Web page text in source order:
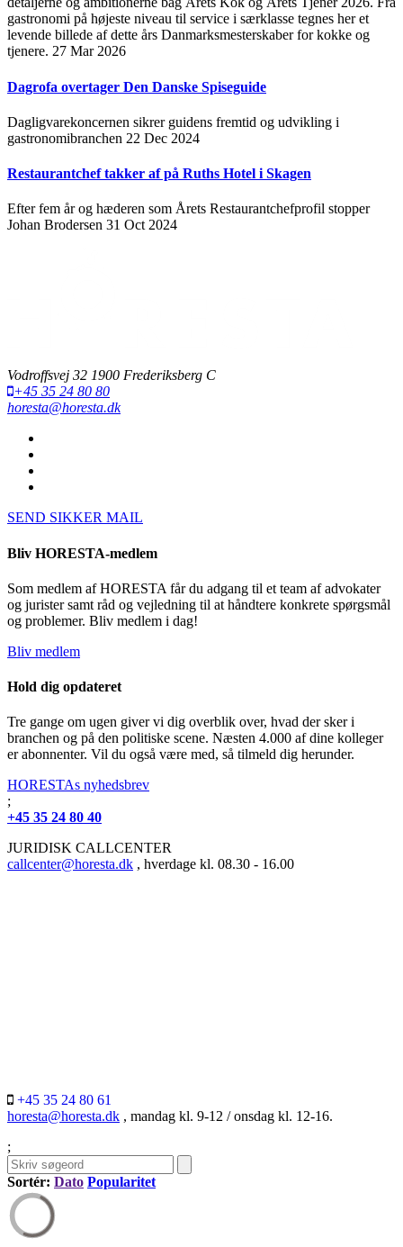
gastronomi på højeste niveau til service i særklasse tegnes her et
levende billede af dette års Danmarksmesterskaber for kokke og
tjenere. 27 Mar 2026
Dagrofa overtager Den Danske Spiseguide
Dagligvarekoncernen sikrer guidens fremtid og udvikling i
gastronomibranchen 22 Dec 2024
Restaurantchef takker af på Ruths Hotel i Skagen
Efter fem år og hæderen som Årets Restaurantchefprofil stopper
Johan Brodersen 31 Oct 2024
Vodroffsvej 32 1900 Frederiksberg C
+45 35 24 80 80
horesta@horesta.dk
SEND SIKKER MAIL
Bliv HORESTA-medlem
Som medlem af HORESTA får du adgang til et team af advokater
og jurister samt råd og vejledning til at håndtere konkrete spørgsmål
og problemer. Bliv medlem i dag!
Bliv medlem
Hold dig opdateret
Tre gange om ugen giver vi dig overblik over, hvad der sker i
branchen og på den politiske scene. Næsten 4.000 af dine kolleger
er abonnenter. Vil du også være med, så tilmeld dig herunder.
HORESTAs nyhedsbrev
;
+45 35 24 80 40
JURIDISK CALLCENTER
callcenter@horesta.dk , hverdage kl. 08.30 - 16.00
+45 35 24 80 61
horesta@horesta.dk , mandag kl. 9-12 / onsdag kl. 12-16.
;
Sortér: Dato Popularitet